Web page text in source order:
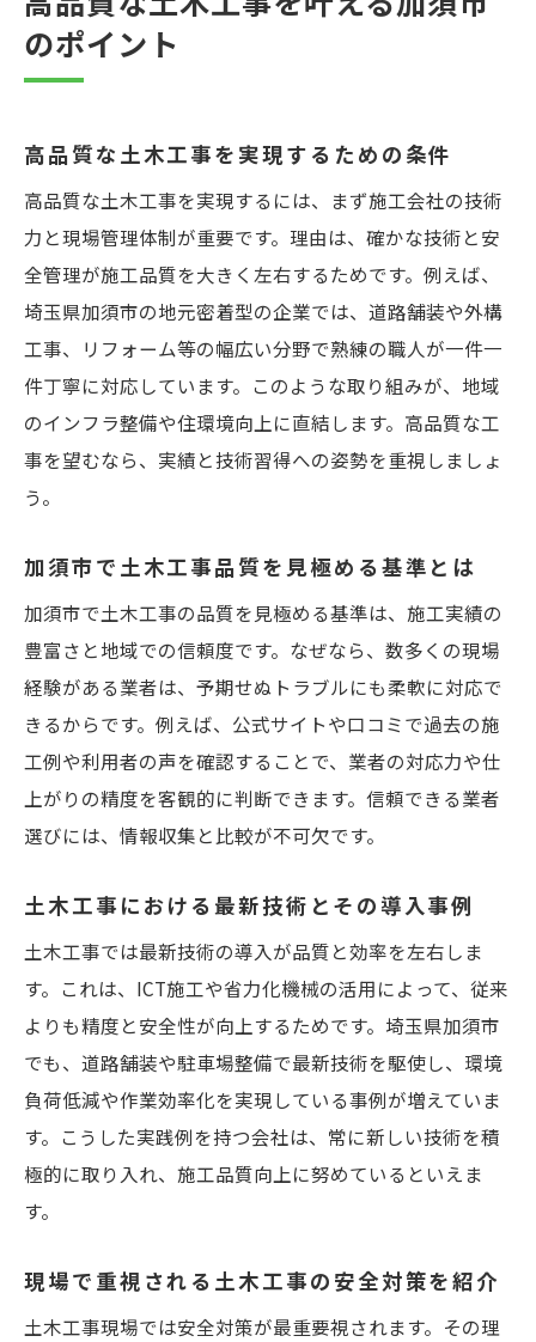
のポイント
高品質な土木工事を実現するための条件
高品質な土木工事を実現するには、まず施工会社の技術
力と現場管理体制が重要です。理由は、確かな技術と安
全管理が施工品質を大きく左右するためです。例えば、
埼玉県加須市の地元密着型の企業では、道路舗装や外構
工事、リフォーム等の幅広い分野で熟練の職人が一件一
件丁寧に対応しています。このような取り組みが、地域
のインフラ整備や住環境向上に直結します。高品質な工
事を望むなら、実績と技術習得への姿勢を重視しましょ
う。
加須市で土木工事品質を見極める基準とは
加須市で土木工事の品質を見極める基準は、施工実績の
豊富さと地域での信頼度です。なぜなら、数多くの現場
経験がある業者は、予期せぬトラブルにも柔軟に対応で
きるからです。例えば、公式サイトや口コミで過去の施
工例や利用者の声を確認することで、業者の対応力や仕
上がりの精度を客観的に判断できます。信頼できる業者
選びには、情報収集と比較が不可欠です。
土木工事における最新技術とその導入事例
土木工事では最新技術の導入が品質と効率を左右しま
す。これは、ICT施工や省力化機械の活用によって、従来
よりも精度と安全性が向上するためです。埼玉県加須市
でも、道路舗装や駐車場整備で最新技術を駆使し、環境
負荷低減や作業効率化を実現している事例が増えていま
す。こうした実践例を持つ会社は、常に新しい技術を積
極的に取り入れ、施工品質向上に努めているといえま
す。
現場で重視される土木工事の安全対策を紹介
土木工事現場では安全対策が最重要視されます。その理